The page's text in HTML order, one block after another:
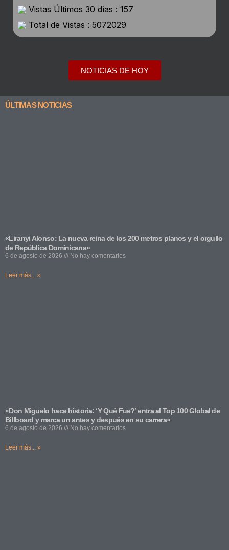
Vistas Últimos 30 días : 157
Total de Vistas : 5072029
NOTICIAS DE HOY
ÚLTIMAS NOTICIAS
«Liranyi Alonso: La nueva reina de los 200 metros planos y el orgullo
de República Dominicana»
6 de agosto de 2026 No hay comentarios
Leer más... »
«Don Miguelo hace historia: ‘Y Qué Fue?’ entra al Top 100 Global de
Billboard y marca un antes y después en su carrera»
6 de agosto de 2026 No hay comentarios
Leer más... »